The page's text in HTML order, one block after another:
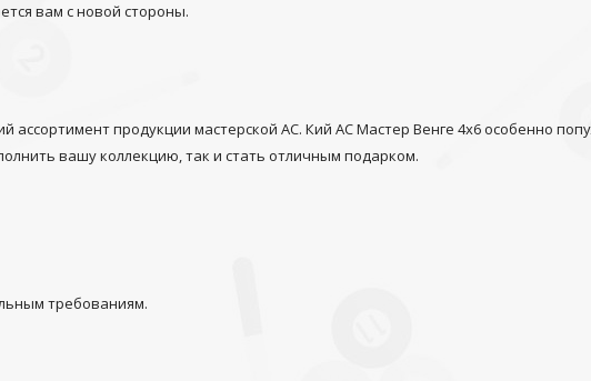
вам с новой стороны.
продукции мастерской АС. Кий АС Мастер Венге 4х6 особенно
вашу коллекцию, так и стать отличным подарком.
требованиям.